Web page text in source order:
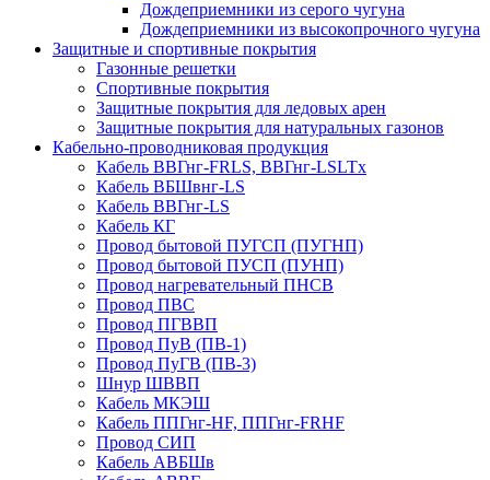
Дождеприемники из серого чугуна
Дождеприемники из высокопрочного чугуна
Защитные и спортивные покрытия
Газонные решетки
Спортивные покрытия
Защитные покрытия для ледовых арен
Защитные покрытия для натуральных газонов
Кабельно-проводниковая продукция
Кабель ВВГнг-FRLS, ВВГнг-LSLTx
Кабель ВБШвнг-LS
Кабель ВВГнг-LS
Кабель КГ
Провод бытовой ПУГСП (ПУГНП)
Провод бытовой ПУСП (ПУНП)
Провод нагревательный ПНСВ
Провод ПВС
Провод ПГВВП
Провод ПуВ (ПВ-1)
Провод ПуГВ (ПВ-3)
Шнур ШВВП
Кабель МКЭШ
Кабель ППГнг-HF, ППГнг-FRHF
Провод СИП
Кабель АВБШв